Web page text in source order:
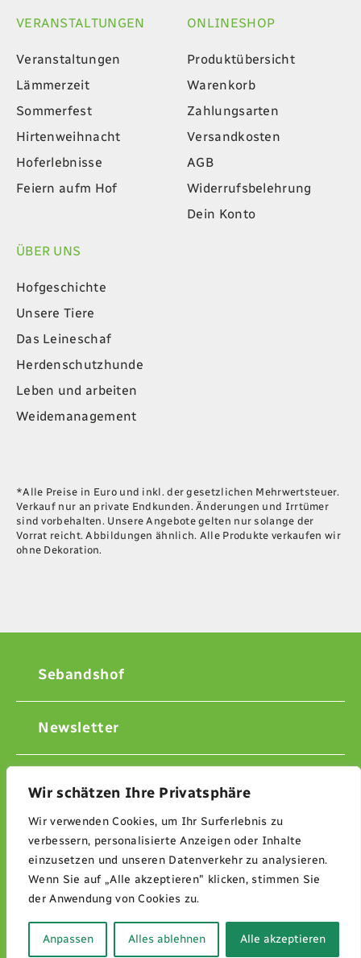
Wir schätzen Ihre Privatsphäre
Wir verwenden Cookies, um Ihr Surferlebnis zu
verbessern, personalisierte Anzeigen oder Inhalte
einzusetzen und unseren Datenverkehr zu analysieren.
Wenn Sie auf „Alle akzeptieren" klicken, stimmen Sie
der Anwendung von Cookies zu.
Anpassen Alles ablehnen Alle akzeptieren
VERANSTALTUNGEN
Veranstaltungen
Lämmerzeit
Sommerfest
Hirtenweihnacht
Hoferlebnisse
Feiern aufm Hof
ONLINESHOP
Produktübersicht
Warenkorb
Zahlungsarten
Versandkosten
AGB
Widerrufsbelehrung
Dein Konto
ÜBER UNS
Hofgeschichte
Unsere Tiere
Das Leineschaf
Herdenschutzhunde
Leben und arbeiten
Weidemanagement
*Alle Preise in Euro und inkl. der gesetzlichen Mehrwertsteuer.
Verkauf nur an private Endkunden. Änderungen und Irrtümer
sind vorbehalten. Unsere Angebote gelten nur solange der
Vorrat reicht. Abbildungen ähnlich. Alle Produkte verkaufen wir
ohne Dekoration.
Sebandshof
Newsletter
Impressum
Datenschutzerklärung
© 2026 Sebandshof Ripke Weckerle GbR